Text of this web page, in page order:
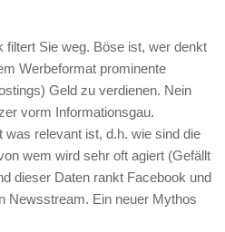
filtert Sie weg. Böse ist, wer denkt
Werbeformat prominente
Geld zu verdienen. Nein
vorm Informationsgau.
relevant ist, d.h. wie sind die
wem wird sehr oft agiert (Gefällt
dieser Daten rankt Facebook und
Newsstream. Ein neuer Mythos